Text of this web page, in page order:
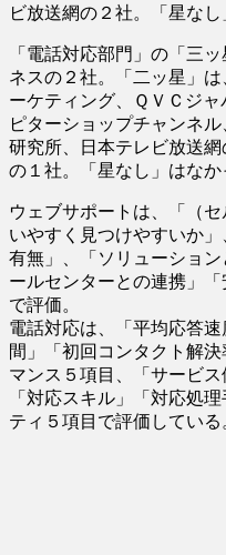
ビ放送網の２社。「星なし
「電話対応部門」の「三
ネスの２社。「二ッ星」
ーケティング、ＱＶＣジ
ピターショップチャンネ
研究所、日本テレビ放送
の１社。「星なし」はなか
ウェブサポートは、「（
いやすく見つけやすいか
有無」、「ソリューショ
ールセンターとの連携」
で評価。
電話対応は、「平均応答
間」「初回コンタクト解
マンス５項目、「サービス
「対応スキル」「対応処
ティ５項目で評価している